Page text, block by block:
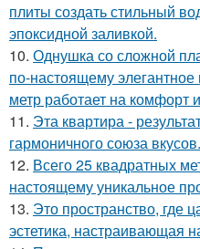
плиты создать стильный
эпоксидной заливкой.
10. Однушка со сложной
по-настоящему
метр работает на комфорт
11. Эта квартира -
гармоничного союза вкусов.
12. Всего 25 квадратных
настоящему уникальное
13. Это пространство, где
эстетика, настраивающая